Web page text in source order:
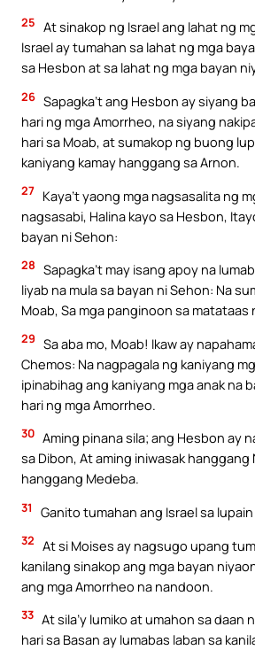
25 At sinakop ng Israel ang lahat ng
Israel ay tumahan sa lahat ng mga
sa Hesbon at sa lahat ng mga bayan
26 Sapagka’t ang Hesbon ay siyang
hari ng mga Amorrheo, na siyang
hari sa Moab, at sumakop ng buong
kaniyang kamay hanggang sa Arnon.
27 Kaya’t yaong mga nagsasalita ng
nagsasabi, Halina kayo sa Hesbon,
bayan ni Sehon:
28 Sapagka’t may isang apoy na
liyab na mula sa bayan ni Sehon: Na
Moab, Sa mga panginoon sa matataas
29 Sa aba mo, Moab! Ikaw ay
Chemos: Na nagpagala ng kaniyang
ipinabihag ang kaniyang mga anak na
hari ng mga Amorrheo.
30 Aming pinana sila; ang Hesbon ay
sa Dibon, At aming iniwasak hanggang
hanggang Medeba.
31 Ganito tumahan ang Israel sa
32 At si Moises ay nagsugo upang
kanilang sinakop ang mga bayan
ang mga Amorrheo na nandoon.
33 At sila’y lumiko at umahon sa daan
hari sa Basan ay lumabas laban sa